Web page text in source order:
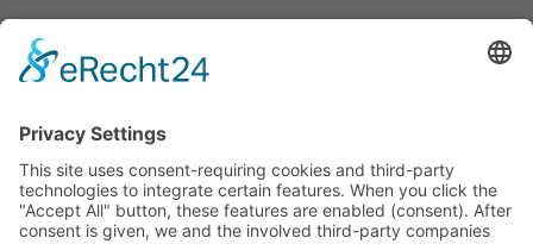
Social Media
Facebook
Instagram